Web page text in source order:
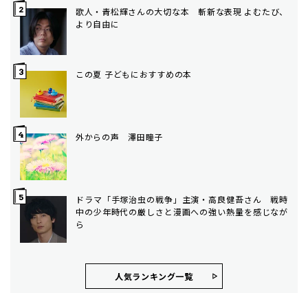
歌人・青松輝さんの大切な本 斬新な表現 よむたび、
より自由に
この夏 子どもにおすすめの本
外からの声 澤田瞳子
ドラマ「手塚治虫の戦争」主演・高良健吾さん 戦時
中の少年時代の厳しさと漫画への強い熱量を感じなが
ら
人気ランキング⼀覧